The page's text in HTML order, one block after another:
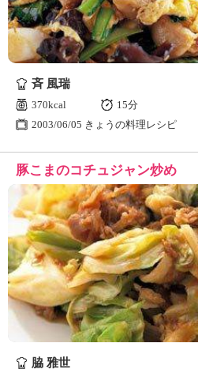
斉 風瑞
370kcal
15分
2003/06/05 きょうの料理レシピ
豚こまのコチュジャン炒め
脇 雅世